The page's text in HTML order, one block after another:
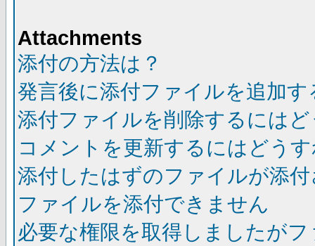
Attachments
添付の方法は？
発言後に添付ファイルを追加
添付ファイルを削除するには
コメントを更新するにはどう
添付したはずのファイルが添
ファイルを添付できません
必要な権限を取得しましたが